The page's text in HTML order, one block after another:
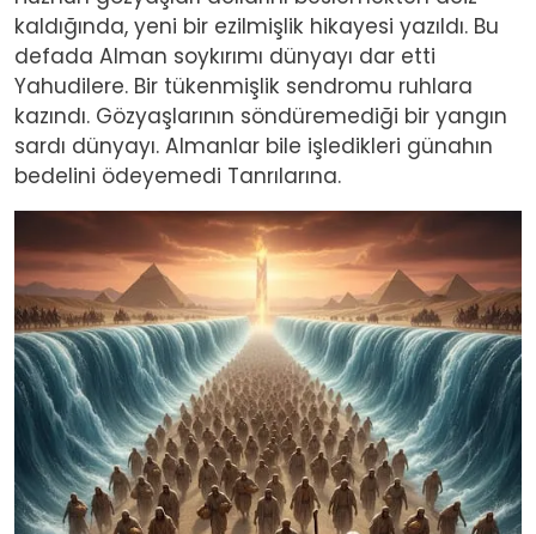
kaldığında, yeni bir ezilmişlik hikayesi yazıldı. Bu
defada Alman soykırımı dünyayı dar etti
Yahudilere. Bir tükenmişlik sendromu ruhlara
kazındı. Gözyaşlarının söndüremediği bir yangın
sardı dünyayı. Almanlar bile işledikleri günahın
bedelini ödeyemedi Tanrılarına.